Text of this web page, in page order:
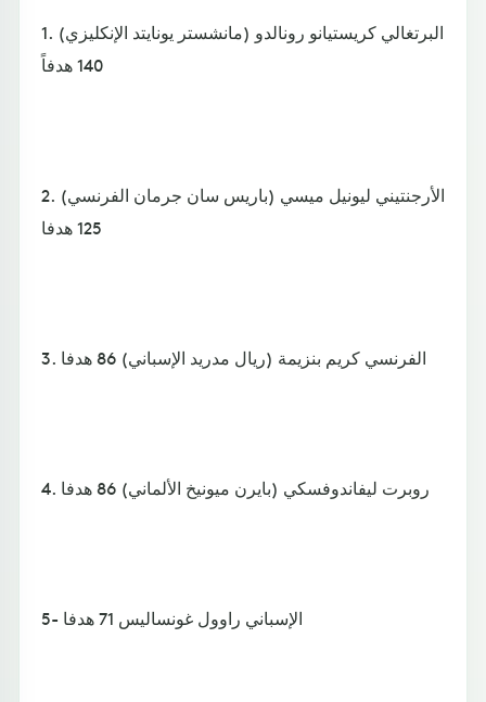
1. البرتغالي كريستيانو رونالدو (مانشستر يونايتد الإنكليزي)
140 هدفاً
2. الأرجنتيني ليونيل ميسي (باريس سان جرمان الفرنسي)
125 هدفا
3. الفرنسي كريم بنزيمة (ريال مدريد الإسباني) 86 هدفا
4. روبرت ليفاندوفسكي (بايرن ميونيخ الألماني) 86 هدفا
5- الإسباني راوول غونساليس 71 هدفا